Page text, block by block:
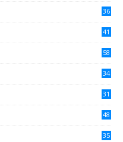
36
41
58
34
31
48
35